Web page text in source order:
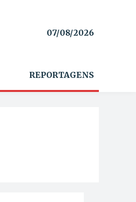
07/08/2026
REPORTAGENS